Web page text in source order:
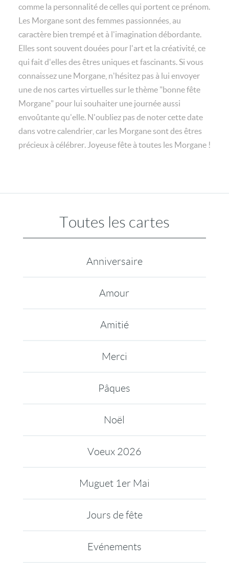
comme la personnalité de celles qui portent ce prénom.
Les Morgane sont des femmes passionnées, au
caractère bien trempé et à l'imagination débordante.
Elles sont souvent douées pour l'art et la créativité, ce
qui fait d'elles des êtres uniques et fascinants. Si vous
connaissez une Morgane, n'hésitez pas à lui envoyer
une de nos cartes virtuelles sur le thème "bonne fête
Morgane" pour lui souhaiter une journée aussi
envoûtante qu'elle. N'oubliez pas de noter cette date
dans votre calendrier, car les Morgane sont des êtres
précieux à célébrer. Joyeuse fête à toutes les Morgane !
Toutes les cartes
Anniversaire
Amour
Amitié
Merci
Pâques
Noël
Voeux 2026
Muguet 1er Mai
Jours de fête
Evénements